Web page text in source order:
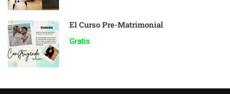
El Curso Pre-Matrimonial
Gratis